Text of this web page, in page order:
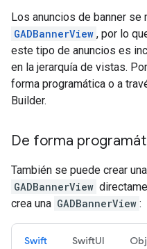
Los anuncios de banner se
GADBannerView , por lo
este tipo de anuncios es
en la jerarquía de vistas.
forma programática o a
Builder.
De forma
También se puede crear
GADBannerView
crea una GADBannerView :
Swift SwiftUI